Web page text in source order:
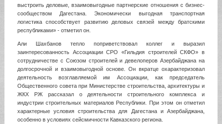
выстроить деловые, взаимовыгодные партнерские отношения с бизнес-
сообществом Дагестана. Экономически выгодная транспортная
логистика способствует развитию деловых связей между братскими
республиками» - отметил он.
Али Шахбанов тепло поприветствовал коллег и выразил
заинтересованность Ассоциации СРО «Гильдия строителей СКФО» в
сотрудничестве с Союзом строителей и девелоперов Азербайджана на
долгосрочной и взаимовыгодной основе. Он вкратце охарактеризовал
деятельность возглавляемой им Ассоциации, как председатель
Общественного совета при Министерстве строительства, архитектуры и
ЖКХ РЖ рассказал о деятельности строительного комплекса и
индустрии строительных материалов Республики. При этом он отметил
характерные условия строительства для Дагестана и Азербайджана,
особенно в условиях сейсмичности Кавказского региона.